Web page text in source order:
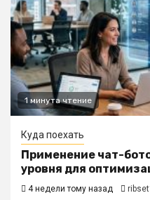
1 минута чтение
Куда поехать
Применение чат-
уровня для
4 недели тому назад